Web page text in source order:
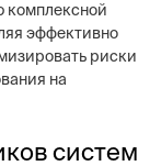
комплексной
эффективно
риски
на
систем